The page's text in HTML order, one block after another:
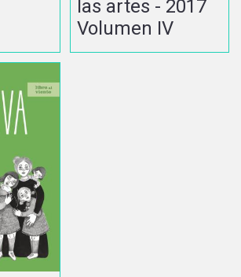
las artes - 2017
Volumen IV